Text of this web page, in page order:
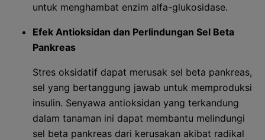
untuk menghambat enzim alfa-glukosidase.
Efek Antioksidan dan Perlindungan Sel Beta
Pankreas
Stres oksidatif dapat merusak sel beta pankreas,
sel yang bertanggung jawab untuk memproduksi
insulin. Senyawa antioksidan yang terkandung
dalam tanaman ini dapat membantu melindungi
sel beta pankreas dari kerusakan akibat radikal